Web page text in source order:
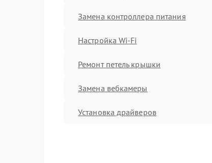
Замена контроллера питания
Настройка Wi-Fi
Ремонт петель крышки
Замена вебкамеры
Установка драйверов